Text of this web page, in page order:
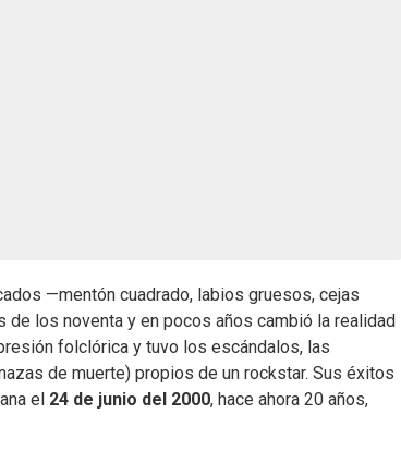
—mentón cuadrado, labios gruesos, cejas
los noventa y en pocos años cambió la realidad
folclórica y tuvo los escándalos, las
de muerte) propios de un rockstar. Sus éxitos
el 24 de junio del 2000, hace ahora 20 años,